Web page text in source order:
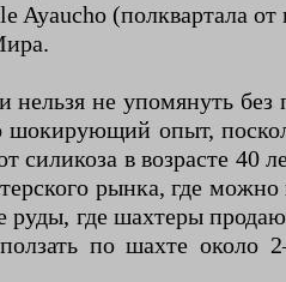
Ayaucho (полквартала
не упомянуть без
опыт,
силикоза в возрасте 40
рынка, где
руды, где шахтеры
по шахте около